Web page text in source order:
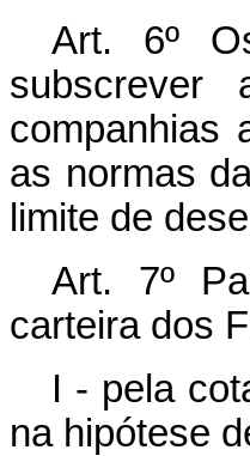
Art. 6º
subscrever
companhias
as normas
limite de
Art. 7º
carteira dos
I - pela
na hipótese